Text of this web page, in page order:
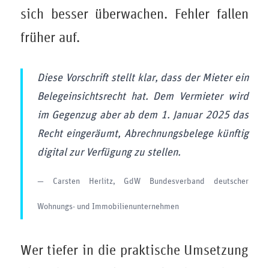
sich besser überwachen. Fehler fallen
früher auf.
Diese Vorschrift stellt klar, dass der Mieter ein
Belegeinsichtsrecht hat. Dem Vermieter wird
im Gegenzug aber ab dem 1. Januar 2025 das
Recht eingeräumt, Abrechnungsbelege künftig
digital zur Verfügung zu stellen.
— Carsten Herlitz, GdW Bundesverband deutscher
Wohnungs- und Immobilienunternehmen
Wer tiefer in die praktische Umsetzung